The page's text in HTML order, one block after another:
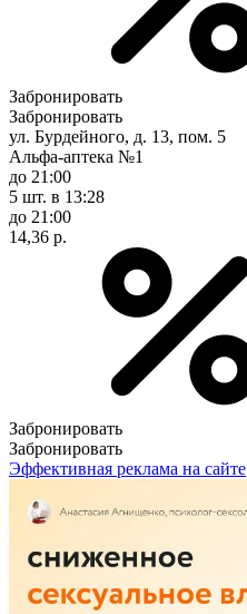
Забронировать
Забронировать
ул. Бурдейного, д. 13, пом. 5
Альфа-аптека №1
до 21:00
5 шт. в 13:28
до 21:00
14,36 р.
Забронировать
Забронировать
Эффективная реклама на сайте